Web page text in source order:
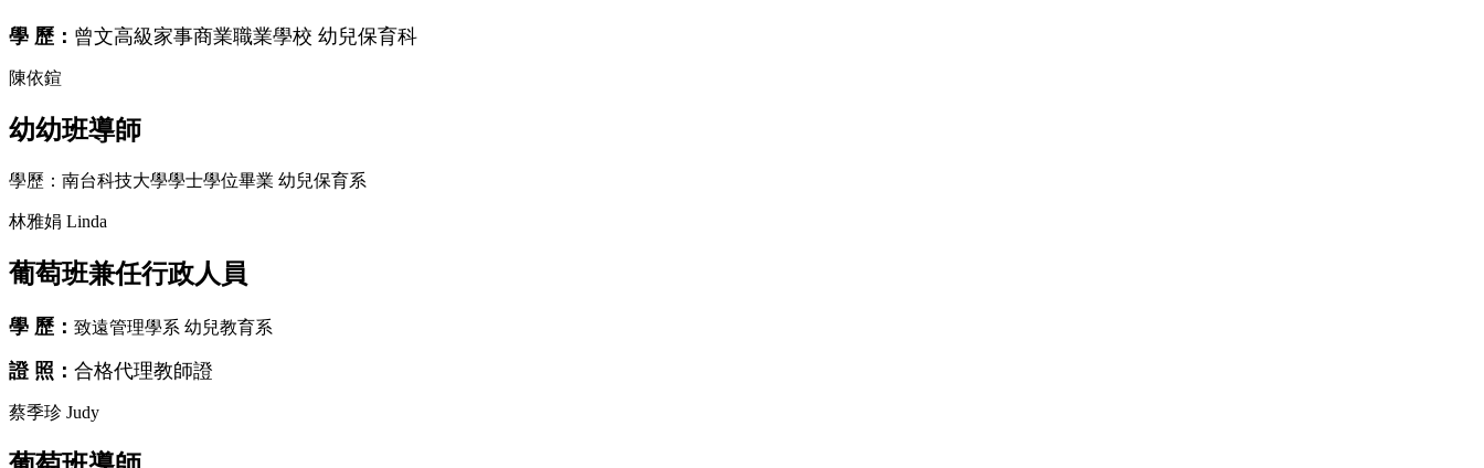
學 歷： 曾文高級家事商業職業學校 幼兒保育科
陳依鍹
幼幼班導師
學歷：南台科技大學學士學位畢業 幼兒保育系
林雅娟 Linda
葡萄班兼任行政人員
學 歷： 致遠管理學系 幼兒教育系
證 照： 合格代理教師證
蔡季珍 Judy